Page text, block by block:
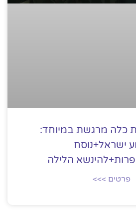
כלה מרגשת במיוחד:
ישראל+נוסח
הלילה
פרטים >>>